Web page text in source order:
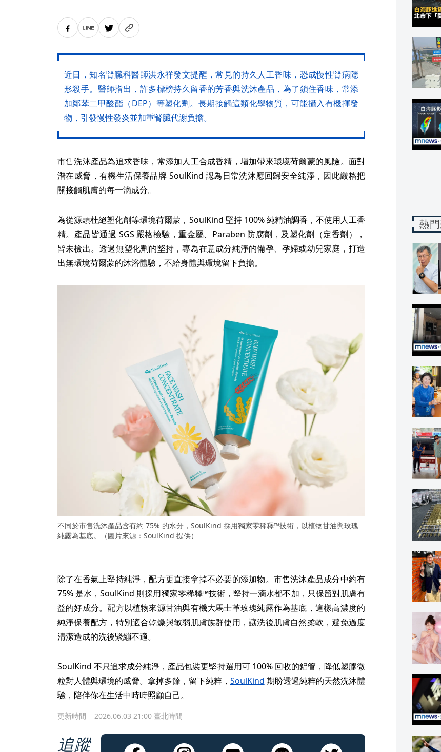
近日，知名腎臟科醫師洪永祥發文提醒，常見的持久人工香味，恐成慢性腎病隱
形殺手。醫師指出，許多標榜持久留香的芳香與洗沐產品，為了鎖住香味，常添
加鄰苯二甲酸酯（DEP）等塑化劑。長期接觸這類化學物質，可能攝入有機揮發
物，引發慢性發炎並加重腎臟代謝負擔。
市售洗沐產品為追求香味，常添加人工合成香精，增加帶來環境荷爾蒙的風險。面對
潛在威脅，有機生活保養品牌 SoulKind 認為日常洗沐應回歸安全純淨，因此嚴格把
關接觸肌膚的每一滴成分。
為從源頭杜絕塑化劑等環境荷爾蒙，SoulKind 堅持 100% 純精油調香，不使用人工香
精。產品皆通過 SGS 嚴格檢驗，重金屬、Paraben 防腐劑，及塑化劑（定香劑），
皆未檢出。透過無塑化劑的堅持，專為在意成分純淨的備孕、孕婦或幼兒家庭，打造
出無環境荷爾蒙的沐浴體驗，不給身體與環境留下負擔。
不同於市售洗沐產品含有約 75% 的水分，SoulKind 採用獨家零稀釋™技術，以植物甘油與玫瑰
純露為基底。（圖片來源：SoulKind 提供）
除了在香氣上堅持純淨，配方更直接拿掉不必要的添加物。市售洗沐產品成分中約有
75% 是水，SoulKind 則採用獨家零稀釋™技術，堅持一滴水都不加，只保留對肌膚有
益的好成分。配方以植物來源甘油與有機大馬士革玫瑰純露作為基底，這樣高濃度的
純淨保養配方，特別適合乾燥與敏弱肌膚族群使用，讓洗後肌膚自然柔軟，避免過度
清潔造成的洗後緊繃不適。
SoulKind 不只追求成分純淨，產品包裝更堅持選用可 100% 回收的鋁管，降低塑膠微
粒對人體與環境的威脅。拿掉多餘，留下純粹， SoulKind 期盼透過純粹的天然洗沐體
驗，陪伴你在生活中時時照顧自己。
更新時間 2026.06.03 21:00 臺北時間
追蹤
熱